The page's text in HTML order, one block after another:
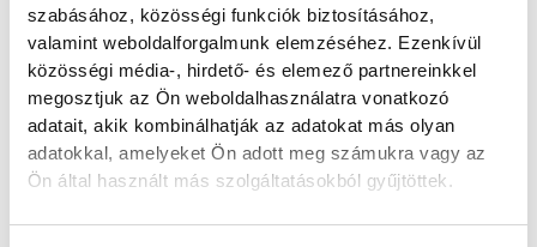
szabásához, közösségi funkciók biztosításához,
valamint weboldalforgalmunk elemzéséhez. Ezenkívül
közösségi média-, hirdető- és elemező partnereinkkel
megosztjuk az Ön weboldalhasználatra vonatkozó
adatait, akik kombinálhatják az adatokat más olyan
adatokkal, amelyeket Ön adott meg számukra vagy az
Ön által használt más szolgáltatásokból gyűjtöttek.
Játék közben fedezik fel
a tudomány világát a
veszprémi gyerekek
Látványos kísérletek, kreatív